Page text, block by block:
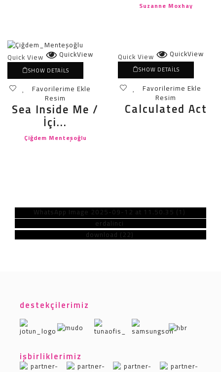
Suzanne Moxhay
Quick View QuickView
SHOW DETAILS
Favorilerime Ekle
Resim
Sea Inside Me /
İçi...
Çiğdem Menteşoğlu
Quick View QuickView
SHOW DETAILS
Favorilerime Ekle
Resim
Calculated Act
Online Sergi
Haberler
Seçkisi
Sanatçı Atölyesi
destekçilerimiz
işbirliklerimiz